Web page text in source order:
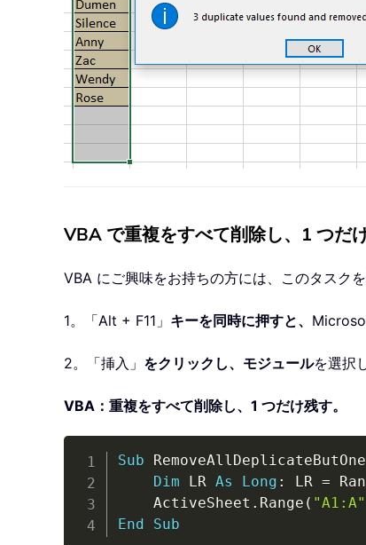
VBA で重複をすべて削除し、1 つだ
VBA にご興味をお持ちの方には、このタスク
1。「Alt + F11」 キーを同時に押すと、
2。「挿入」 をクリックし、 モジュールを選択
VBA：重複をすべて削除し、1 つだけ残す。
Sub RemoveAllDeplicateButOne
Dim LR As Long : LR =
    ActiveSheet
. Range ( "A1:A"
End
Sub